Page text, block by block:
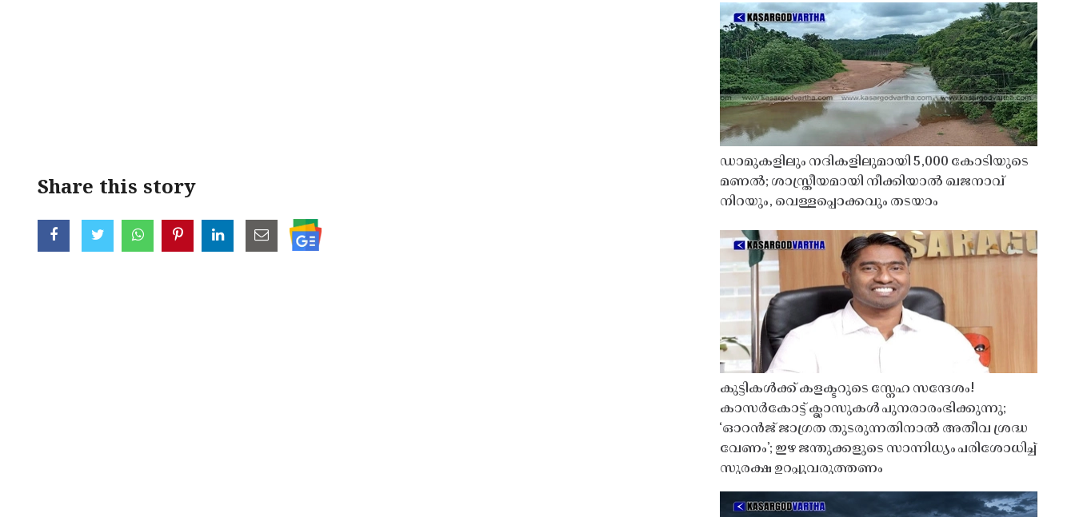
Share this story
ഡാമുകളിലും നദികളിലുമായി 5,000 കോടിയുടെ
മണൽ; ശാസ്ത്രീയമായി നീക്കിയാൽ ഖജനാവ്
നിറയും, വെള്ളപ്പൊക്കവും തടയാം
കുട്ടികൾക്ക് കളക്ടറുടെ സ്നേഹ സന്ദേശം!
കാസർകോട്ട് ക്ലാസുകൾ പുനരാരംഭിക്കുന്നു;
‘ഓറൻജ് ജാഗ്രത തുടരുന്നതിനാൽ അതീവ ശ്രദ്ധ
വേണം’; ഇഴ ജന്തുക്കളുടെ സാന്നിധ്യം പരിശോധിച്ച്
സുരക്ഷ ഉറപ്പുവരുത്തണം